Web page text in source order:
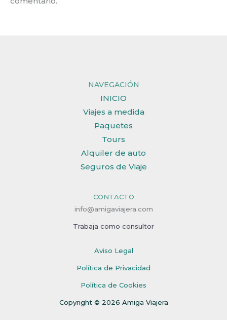
NAVEGACIÓN
INICIO
Viajes a medida
Paquetes
Tours
Alquiler de auto
Seguros de Viaje
CONTACTO
info@amigaviajera.com
Trabaja como consultor
Aviso Legal
Política de Privacidad
Política de Cookies
Copyright © 2026 Amiga Viajera